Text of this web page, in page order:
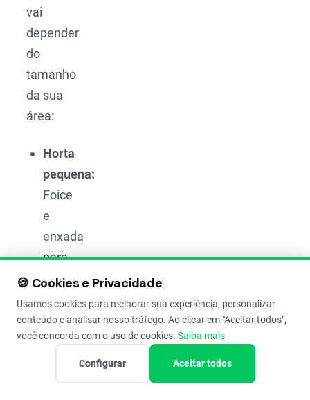
vai
depender
do
tamanho
da sua
área:
Horta
pequena:
Foice
e
enxada
para
limpar;
enxadão
para
afofar
fundo;
🍪 Cookies e Privacidade
Usamos cookies para melhorar sua experiência, personalizar
conteúdo e analisar nosso tráfego. Ao clicar em "Aceitar todos",
você concorda com o uso de cookies. Saiba mais
Configurar Aceitar todos